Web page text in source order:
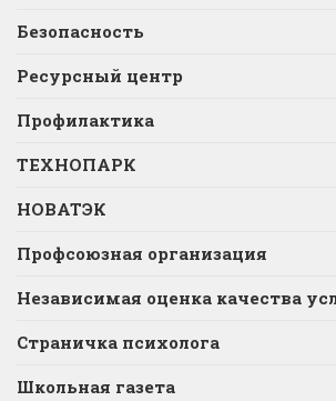
Безопасность
Ресурсный центр
Профилактика
ТЕХНОПАРК
НОВАТЭК
Профсоюзная организация
Независимая оценка качества
Страничка психолога
Школьная газета